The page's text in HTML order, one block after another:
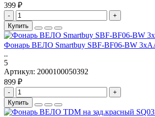
399 ₽
-
+
Купить
Фонарь ВЕЛО Smartbuy SBF-BF06-BW
..
5
Артикул: 2000100050392
899 ₽
-
+
Купить